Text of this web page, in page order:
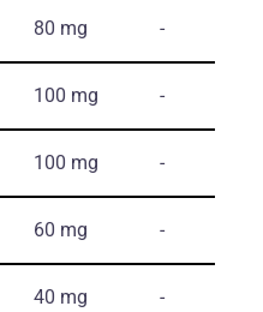
80 mg -
100 mg -
100 mg -
60 mg -
40 mg -